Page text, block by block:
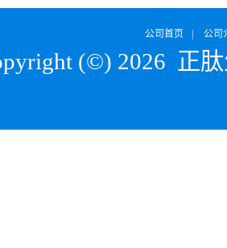
公司首页 公司
(©) 2026 正